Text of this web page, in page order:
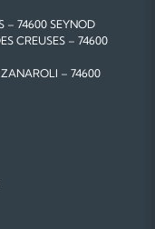
– 74600 SEYNOD
CREUSES – 74600
ZANAROLI – 74600
– 74600
– 74600
– 74600
BUSSON – 74600